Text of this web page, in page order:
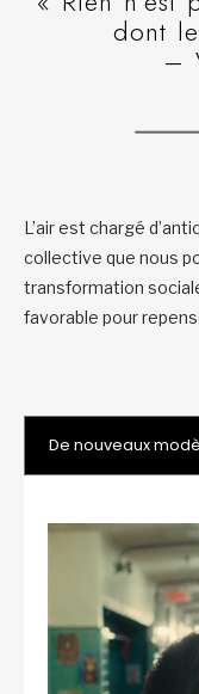
dont
–
L’air est chargé
collective que nous
transformation
favorable pour